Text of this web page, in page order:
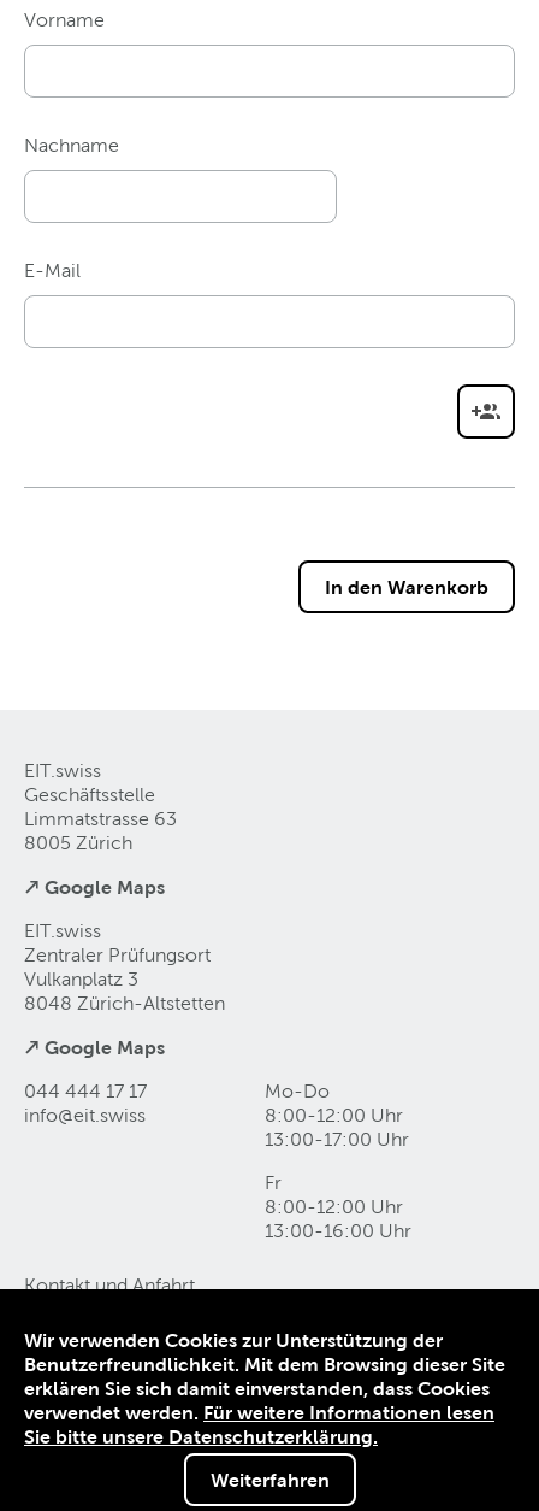
Vorname
Nachname
E-Mail
EIT.swiss
Geschäftsstelle
Limmatstrasse 63
8005 Zürich
↗ Google Maps
EIT.swiss
Zentraler Prüfungsort
Vulkanplatz 3
8048 Zürich-Altstetten
↗ Google Maps
044 444 17 17
info@eit swiss
Mo-Do
8:00-12:00 Uhr
13:00-17:00 Uhr
Fr
8:00-12:00 Uhr
13:00-16:00 Uhr
Kontakt und Anfahrt
Impressum
AGB
© 1906-2026 EIT.swiss
Sie sind nicht angemeldet.
Melden Sie sich an, um von Sonderkonditionen zu
Wir verwenden Cookies zur Unterstützung der
Benutzerfreundlichkeit. Mit dem Browsing dieser Site
erklären Sie sich damit einverstanden, dass Cookies
verwendet werden. Für weitere Informationen lesen
Sie bitte unsere Datenschutzerklärung.
Weiterfahren